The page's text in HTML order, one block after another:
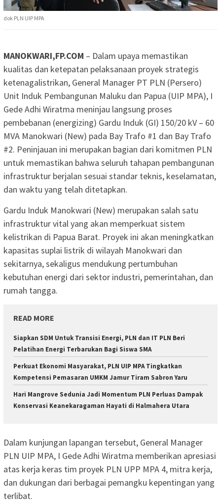
dok PLN UIP MPA
MANOKWARI,FP.COM – Dalam upaya memastikan
kualitas dan ketepatan pelaksanaan proyek strategis
ketenagalistrikan, General Manager PT PLN (Persero)
Unit Induk Pembangunan Maluku dan Papua (UIP MPA), I
Gede Adhi Wiratma meninjau langsung proses
pembebanan (energizing) Gardu Induk (GI) 150/20 kV – 60
MVA Manokwari (New) pada Bay Trafo #1 dan Bay Trafo
#2. Peninjauan ini merupakan bagian dari komitmen PLN
untuk memastikan bahwa seluruh tahapan pembangunan
infrastruktur berjalan sesuai standar teknis, keselamatan,
dan waktu yang telah ditetapkan.
Gardu Induk Manokwari (New) merupakan salah satu
infrastruktur vital yang akan memperkuat sistem
kelistrikan di Papua Barat. Proyek ini akan meningkatkan
kapasitas suplai listrik di wilayah Manokwari dan
sekitarnya, sekaligus mendukung pertumbuhan
kebutuhan energi dari sektor industri, pemerintahan, dan
rumah tangga.
READ MORE
Siapkan SDM Untuk Transisi Energi, PLN dan IT PLN Beri
Pelatihan Energi Terbarukan Bagi Siswa SMA
Perkuat Ekonomi Masyarakat, PLN UIP MPA Tingkatkan
Kompetensi Pemasaran UMKM Jamur Tiram Sabron Yaru
Hari Mangrove Sedunia Jadi Momentum PLN Perluas Dampak
Konservasi Keanekaragaman Hayati di Halmahera Utara
Dalam kunjungan lapangan tersebut, General Manager
PLN UIP MPA, I Gede Adhi Wiratma memberikan apresiasi
atas kerja keras tim proyek PLN UPP MPA 4, mitra kerja,
dan dukungan dari berbagai pemangku kepentingan yang
terlibat.